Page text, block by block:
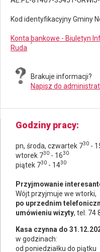
Kod identyfikacyjny Gminy
Konta bankowe - Biuletyn
Ruda
Brakuje informacji?
Napisz do
Godziny pracy
pn, środa, czwartek 730 -
wtorek 730 - 1630
piątek 730 - 1430
Przyjmowanie
Wójt przyjmuje we wtorki,
po uprzednim
umówieniu wizyty, tel. 74
Kasa czynna do
w godzinach:
od poniedziałku do piątku